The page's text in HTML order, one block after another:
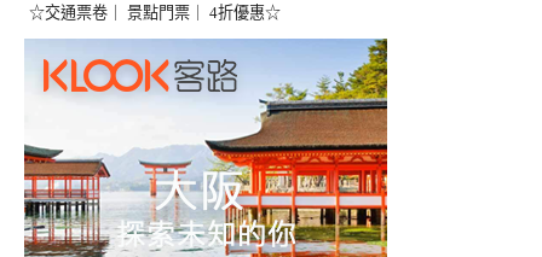
☆交通票卷｜ 景點門票｜ 4折優惠☆